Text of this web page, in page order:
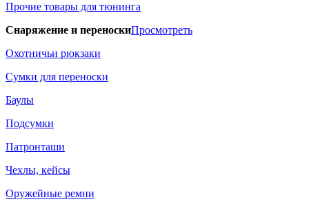
Прочие товары для тюнинга
Снаряжение и переноскиПросмотреть
Охотничьи рюкзаки
Сумки для переноски
Баулы
Подсумки
Патронташи
Чехлы, кейсы
Оружейные ремни